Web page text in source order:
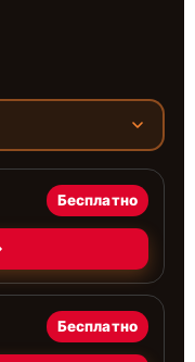
Бесплатно
Бесплатно